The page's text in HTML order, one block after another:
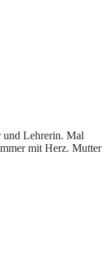
und Lehrerin. Mal
mit Herz. Mutter